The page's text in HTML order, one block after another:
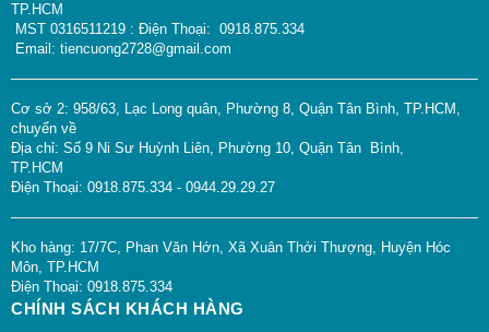
TP.HCM
MST 0316511219 : Điện Thoại: 0918.875.334
Email: tiencuong2728@gmail.com
Cơ sở 2: 958/63, Lạc Long quân, Phường 8, Quận Tân Bình, TP.HCM,
chuyển về
Địa chỉ: Số 9 Ni Sư Huỳnh Liên, Phường 10, Quận Tân Bình,
TP.HCM
Điện Thoại: 0918.875.334 - 0944.29.29.27
Kho hàng: 17/7C, Phan Văn Hớn, Xã Xuân Thới Thượng, Huyện Hóc
Môn, TP.HCM
Điện Thoại: 0918.875.334
CHÍNH SÁCH KHÁCH HÀNG